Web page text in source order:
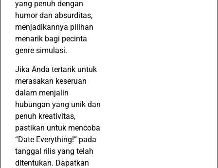
yang penuh dengan
humor dan absurditas,
menjadikannya pilihan
menarik bagi pecinta
genre simulasi.
Jika Anda tertarik untuk
merasakan keseruan
dalam menjalin
hubungan yang unik dan
penuh kreativitas,
pastikan untuk mencoba
“Date Everything!” pada
tanggal rilis yang telah
ditentukan. Dapatkan